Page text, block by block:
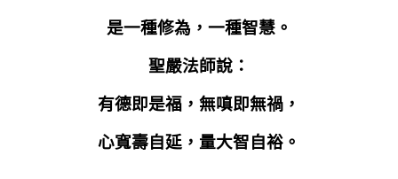
是一種修為，一種智慧。
聖嚴法師說：
有德即是福，無嗔即無禍，
心寬壽自延，量大智自裕。